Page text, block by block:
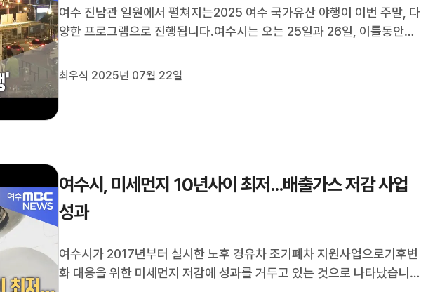
여수 진남관 일원에서 펼쳐지는2025 여수 국가유산 야행이 이번 주말, 다
양한 프로그램으로 진행됩니다.여수시는 오는 25일과 26일, 이틀동안여
며,오후 6시 30분부터 10시 30분까지야경과 야로, 야사, 야식 등, 7야를
최우식 2025년 07월 22일
여수시, 미세먼지 10년사이 최저...배출가스 저감 사업
성과
여수시가 2017년부터 실시한 노후 경유차 조기폐차 지원사업으로기후변
화 대응을 위한 미세먼지 저감에 성과를 거두고 있는 것으로 나타났습니